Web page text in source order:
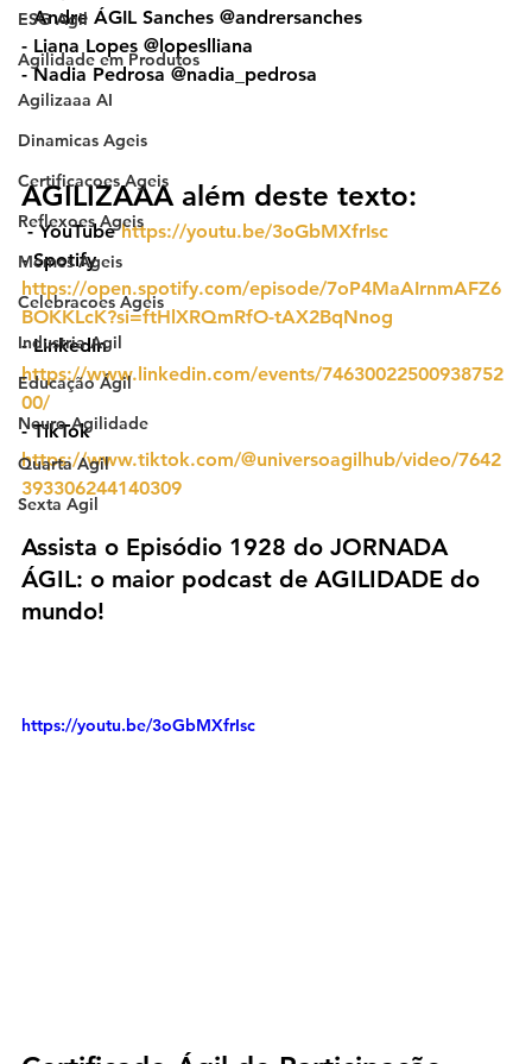
ESG Agil
Agilidade em Produtos
Agilizaaa AI
Dinamicas Ageis
Certificacoes Ageis
Reflexoes Ageis
Memes Ageis
Celebracoes Ageis
Industria Agil
Educação Ágil
Neuro Agilidade
Quarta Agil
Sexta Agil
- Andre ÁGIL Sanches @andrersanches
- Liana Lopes @lopeslliana
- Nadia Pedrosa @nadia_pedrosa
AGILIZAAA além deste texto:
- YouTube https://youtu.be/3oGbMXfrIsc
- ⁠Spotify
https://open.spotify.com/episode/7oP4MaAIrnmAFZ6
BOKKLcK?si=ftHlXRQmRfO-tAX2BqNnog
- ⁠LinkedIn
https://www.linkedin.com/events/74630022500938752
00/
- TikTok
https://www.tiktok.com/@universoagilhub/video/7642
393306244140309
Assista o Episódio 1928 do JORNADA
ÁGIL: o maior podcast de AGILIDADE do
mundo!
https://youtu.be/3oGbMXfrIsc